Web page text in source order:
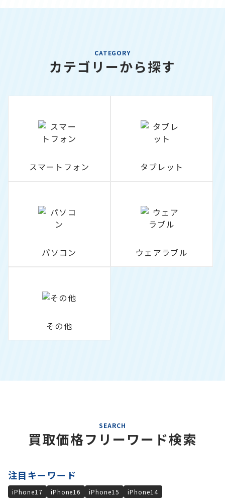
CATEGORY
カテゴリーから探す
スマートフォン タブレット
パソコン ウェアラブル
その他
SEARCH
買取価格フリーワード検索
注目キーワード
iPhone17 iPhone16 iPhone15 iPhone14